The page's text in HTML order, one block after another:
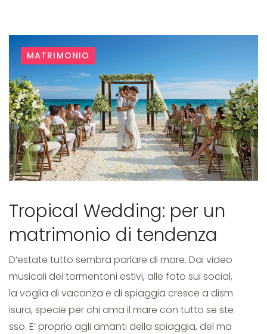
Tag:
tiki
bar
MATRIMONIO
Tropical Wedding: per un
matrimonio di tendenza
D’estate tutto sembra parlare di mare. Dai video
musicali dei tormentoni estivi, alle foto sui social,
la voglia di vacanza e di spiaggia cresce a dism
isura, specie per chi ama il mare con tutto se ste
sso. E’ proprio agli amanti della spiaggia, del ma